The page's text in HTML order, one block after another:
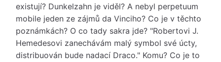
existují? Dunkelzahn je viděl? A nebyl perpetuum
mobile jeden ze zájmů da Vinciho? Co je v těchto
poznámkách? O co tady sakra jde? "Robertovi J.
Hemedesovi zanechávám malý symbol své úcty,
distribuován bude nadací Draco." Komu? Co je to